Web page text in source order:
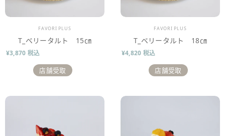
販売業者
FAVORI PLUS
T_ベリータルト 15㎝
¥3,870 税込
店舗受取
販売業者
FAVORI PLUS
T_ベリータルト 18㎝
¥4,820 税込
店舗受取